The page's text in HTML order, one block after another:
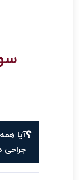
آیا
جراحی